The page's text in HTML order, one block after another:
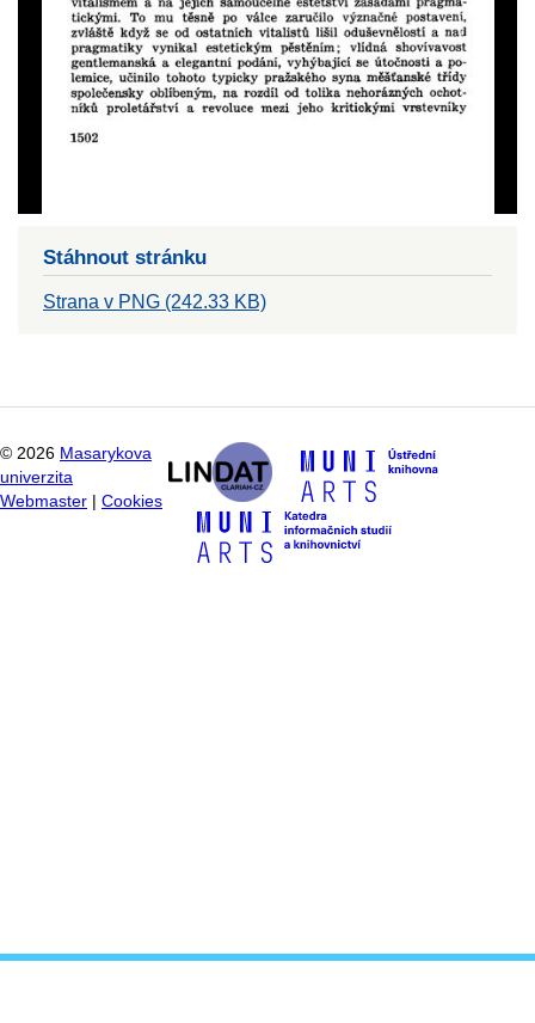
Stáhnout stránku
Strana v PNG (242.33 KB)
© 2026 Masarykova
univerzita
Webmaster
Cookies